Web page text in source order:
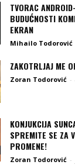
TVORAC
BUDUĆNOSTI
EKRAN
Mihailo Todorović
ZAKOTRLJAJ ME
Zoran Todorović -
KONJUKCIJA
SPREMITE SE ZA
PROMENE!
Zoran Todorović -